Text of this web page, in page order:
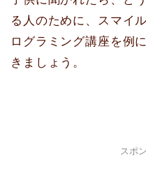
る人のために、スマイ
ログラミング講座を例
きましょう。
スポ